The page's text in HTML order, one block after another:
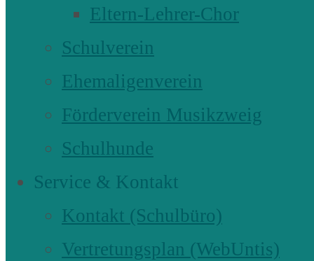
Eltern-Lehrer-Chor
Schulverein
Ehemaligenverein
Förderverein Musikzweig
Schulhunde
Service & Kontakt
Kontakt (Schulbüro)
Vertretungsplan (WebUntis)